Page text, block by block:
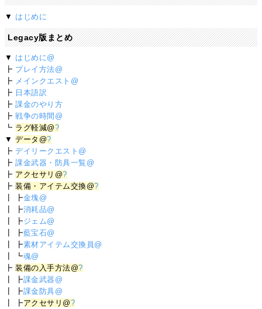
▼ はじめに
Legacy版まとめ
▼ はじめに@
┣ プレイ方法@
┣ メインクエスト@
┣ 日本語訳
┣課金のやり方
┣戦争の時間@
┗ ラグ軽減@?
▼データ@?
┣デイリークエスト@
┣課金武器・防具一覧@
┣ アクセサリ@?
┣装備・アイテム交換@?
┃ ┣金塊@
┃ ┣消耗品@
┃ ┣ジェム@
┃ ┣藍宝石@
┃ ┣素材アイテム交換員@
┃ ┗魂@
┣装備の入手方法@?
┃ ┣課金武器@
┃ ┣課金防具@
┃ ┣アクセサリ@?